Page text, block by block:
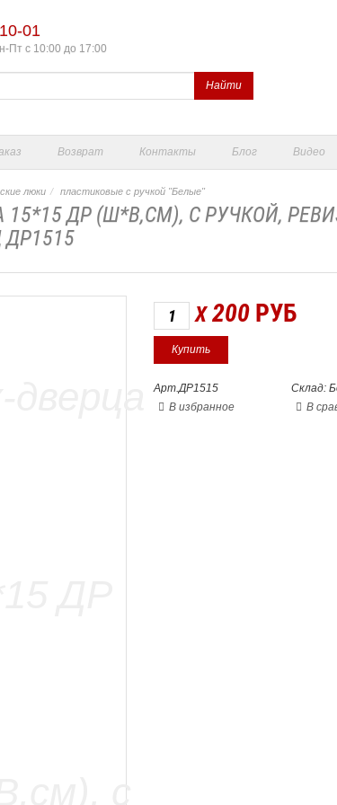
01
Пт с 10:00 до 17:00
Найти
Возврат Контакты Блог Видео
люки пластиковые с ручкой "Белые"
15*15 ДР (Ш*В,СМ), С РУЧКОЙ,
X 200 РУБ
Арт.ДР1515
Склад:
В избранное
В